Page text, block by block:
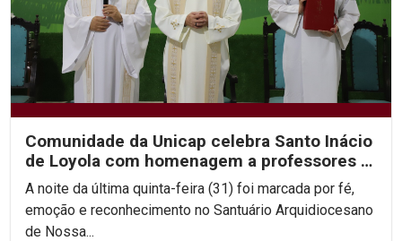
Comunidade da Unicap celebra Santo Inácio
de Loyola com homenagem a professores e
jesuítas
A noite da última quinta-feira (31) foi marcada por fé,
emoção e reconhecimento no Santuário Arquidiocesano
de Nossa...